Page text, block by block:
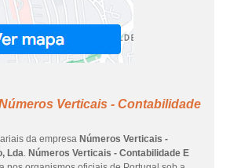
Verticais - Contabilidade
da empresa Números Verticais -
Lda. Números Verticais - Contabilidade E